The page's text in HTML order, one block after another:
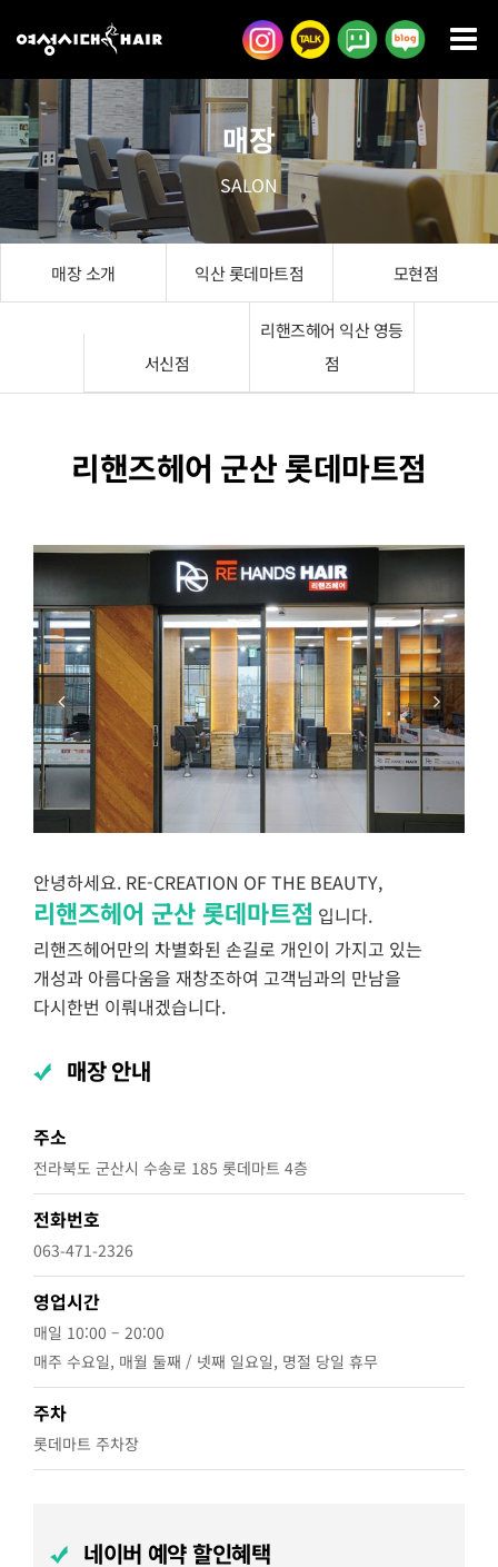
텐
츠
로
건
너
뛰
기
매장
SALON
매장 소개 익산 롯데마트점 모현점
서신점
리핸즈헤어 익산 영등
점
리핸즈헤어 군산 롯데마트점
안녕하세요. RE-CREATION OF THE BEAUTY,
리핸즈헤어 군산 롯데마트점 입니다.
리핸즈헤어만의 차별화된 손길로 개인이 가지고 있는
개성과 아름다움을 재창조하여 고객님과의 만남을
다시한번 이뤄내겠습니다.
매장 안내
주소
전라북도 군산시 수송로 185 롯데마트 4층
전화번호
063-471-2326
영업시간
매일 10:00 – 20:00
매주 수요일, 매월 둘째 / 넷째 일요일, 명절 당일 휴무
주차
롯데마트 주차장
네이버 예약 할인혜택